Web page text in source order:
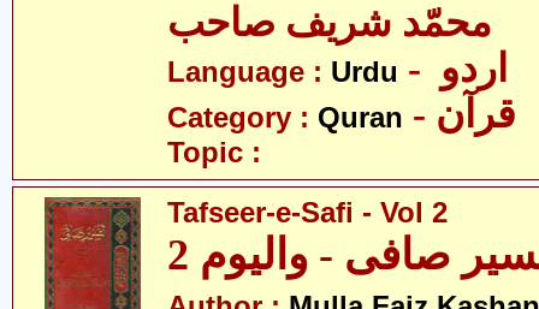
محمّد شریف صاحب
Language : Urdu
Category : Quran - قرآن
Topic :
Tafseer-e-Safi - Vol 2
صافی - والیوم 2